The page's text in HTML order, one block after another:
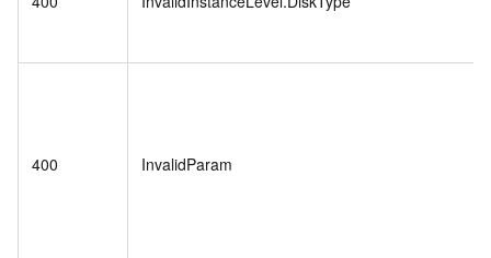
400 InvalidParam